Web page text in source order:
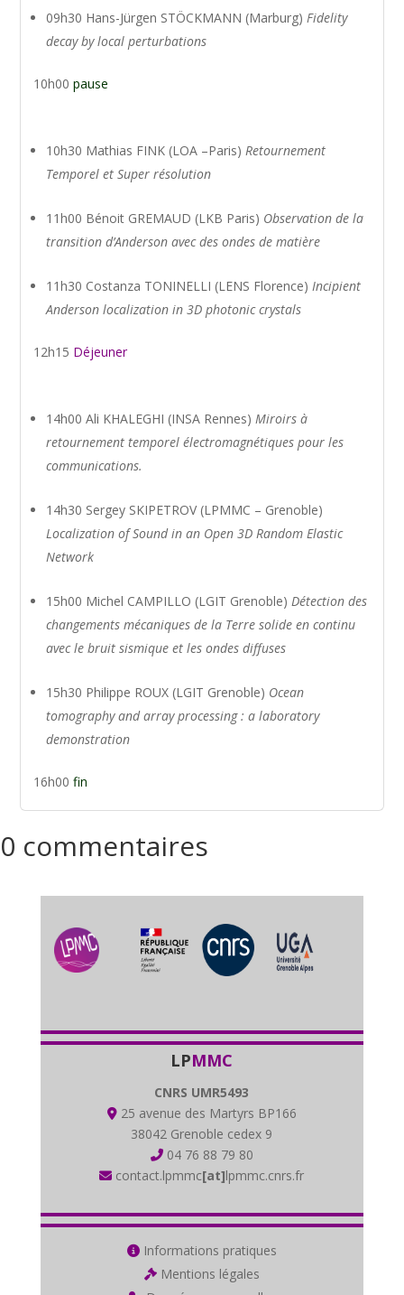
09h30 Hans-Jürgen STÖCKMANN (Marburg)Fidelity
decay by local perturbations
10h00pause
10h30 Mathias FINK (LOA –Paris)Retournement
Temporel et Super résolution
11h00 Bénoit GREMAUD (LKB Paris) Observation de la
transition d’Anderson avec des ondes de matière
11h30 Costanza TONINELLI (LENS Florence)Incipient
Anderson localization in 3D photonic crystals
12h15 Déjeuner
14h00 Ali KHALEGHI (INSA Rennes)Miroirs à
retournement temporel électromagnétiques pour les
communications.
14h30 Sergey SKIPETROV (LPMMC – Grenoble)
Localization of Sound in an Open 3D Random Elastic
Network
15h00 Michel CAMPILLO (LGIT Grenoble)Détection des
changements mécaniques de la Terre solide en continu
avec le bruit sismique et les ondes diffuses
15h30 Philippe ROUX (LGIT Grenoble) Ocean
tomography and array processing : a laboratory
demonstration
16h00fin
0 commentaires
LPMMC
CNRS UMR5493
25 avenue des Martyrs BP166
38042 Grenoble cedex 9
04 76 88 79 80
contact.lpmmc[at]lpmmc.cnrs.fr
Informations pratiques
Mentions légales